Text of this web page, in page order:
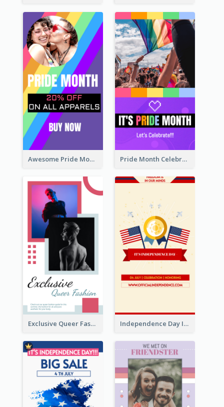
Awesome Pride Month Merch Instagram Story Design Pride Month Celebration Instagram Story Design
Exclusive Queer Fashion Instagram Story Independence Day Info Instagram Story